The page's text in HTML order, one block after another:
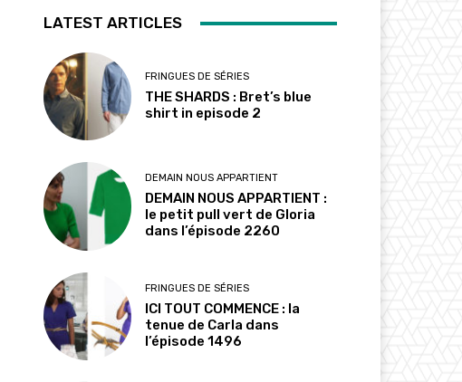
LATEST ARTICLES
FRINGUES DE SÉRIES
THE SHARDS : Bret’s blue
shirt in episode 2
DEMAIN NOUS APPARTIENT
DEMAIN NOUS APPARTIENT :
le petit pull vert de Gloria
dans l’épisode 2260
FRINGUES DE SÉRIES
ICI TOUT COMMENCE : la
tenue de Carla dans
l’épisode 1496